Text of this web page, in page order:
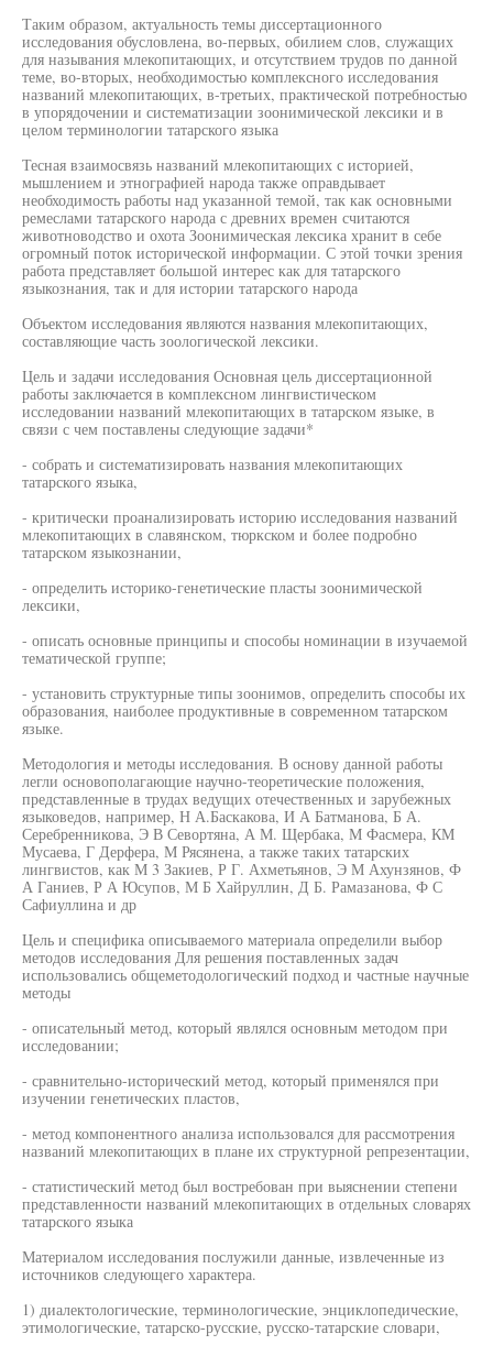
Таким образом, актуальность темы диссертационного
исследования обусловлена, во-первых, обилием слов, служащих
для называния млекопитающих, и отсутствием трудов по данной
теме, во-вторых, необходимостью комплексного исследования
названий млекопитающих, в-третьих, практической потребностью
в упорядочении и систематизации зоонимической лексики и в
целом терминологии татарского языка
Тесная взаимосвязь названий млекопитающих с историей,
мышлением и этнографией народа также оправдывает
необходимость работы над указанной темой, так как основными
ремеслами татарского народа с древних времен считаются
животноводство и охота Зоонимическая лексика хранит в себе
огромный поток исторической информации. С этой точки зрения
работа представляет большой интерес как для татарского
языкознания, так и для истории татарского народа
Объектом исследования являются названия млекопитающих,
составляющие часть зоологической лексики.
Цель и задачи исследования Основная цель диссертационной
работы заключается в комплексном лингвистическом
исследовании названий млекопитающих в татарском языке, в
связи с чем поставлены следующие задачи*
- собрать и систематизировать названия млекопитающих
татарского языка,
- критически проанализировать историю исследования названий
млекопитающих в славянском, тюркском и более подробно
татарском языкознании,
- определить историко-генетические пласты зоонимической
лексики,
- описать основные принципы и способы номинации в изучаемой
тематической группе;
- установить структурные типы зоонимов, определить способы их
образования, наиболее продуктивные в современном татарском
языке.
Методология и методы исследования. В основу данной работы
легли основополагающие научно-теоретические положения,
представленные в трудах ведущих отечественных и зарубежных
языковедов, например, Н А.Баскакова, И А Батманова, Б А.
Серебренникова, Э В Севортяна, А М. Щербака, М Фасмера, КМ
Мусаева, Г Дерфера, М Рясянена, а также таких татарских
лингвистов, как М 3 Закиев, Р Г. Ахметьянов, Э М Ахунзянов, Ф
А Ганиев, Р А Юсупов, М Б Хайруллин, Д Б. Рамазанова, Ф С
Сафиуллина и др
Цель и специфика описываемого материала определили выбор
методов исследования Для решения поставленных задач
использовались общеметодологический подход и частные научные
методы
- описательный метод, который являлся основным методом при
исследовании;
- сравнительно-исторический метод, который применялся при
изучении генетических пластов,
- метод компонентного анализа использовался для рассмотрения
названий млекопитающих в плане их структурной репрезентации,
- статистический метод был востребован при выяснении степени
представленности названий млекопитающих в отдельных словарях
татарского языка
Материалом исследования послужили данные, извлеченные из
источников следующего характера.
1) диалектологические, терминологические, энциклопедические,
этимологические, татарско-русские, русско-татарские словари,